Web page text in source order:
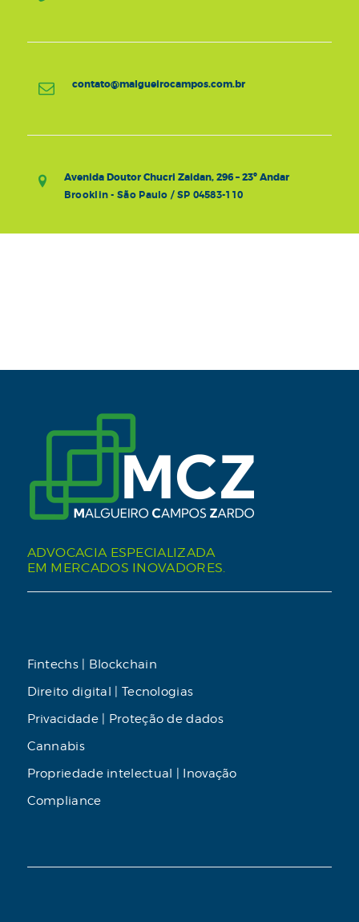
contato@malgueirocampos.com.br
Avenida Doutor Chucri Zaidan, 296 – 23º Andar
Brooklin - São Paulo / SP 04583-110
ADVOCACIA ESPECIALIZADA
EM MERCADOS INOVADORES.
Fintechs | Blockchain
Direito digital | Tecnologias
Privacidade | Proteção de dados
Cannabis
Propriedade intelectual | Inovação
Compliance